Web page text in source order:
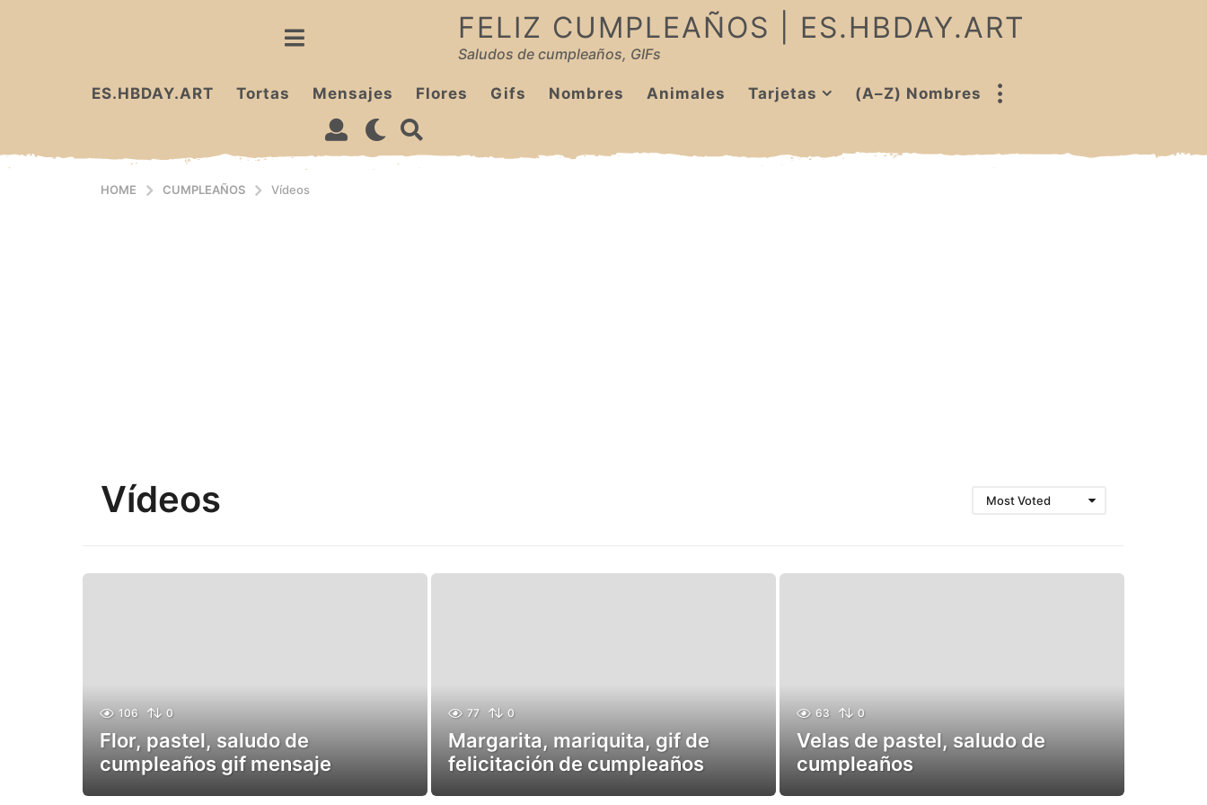
FELIZ CUMPLEAÑOS | ES.HBDAY.ART
Saludos de cumpleaños, GIFs
ES.HBDAY.ART Tortas Mensajes Flores Gifs Nombres Animales Tarjetas (A–Z) Nombres
HOME CUMPLEAÑOS Vídeos
Vídeos Most Voted
106 0
Flor, pastel, saludo de
cumpleaños gif mensaje
77 0
Margarita, mariquita, gif de
felicitación de cumpleaños
63 0
Velas de pastel, saludo de
cumpleaños